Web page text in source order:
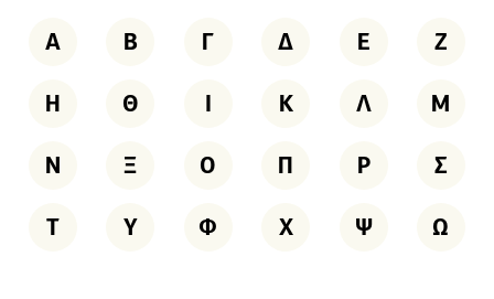
Α Β Γ Δ Ε Ζ
Η Θ Ι Κ Λ Μ
Ν Ξ Ο Π Ρ Σ
Τ Υ Φ Χ Ψ Ω